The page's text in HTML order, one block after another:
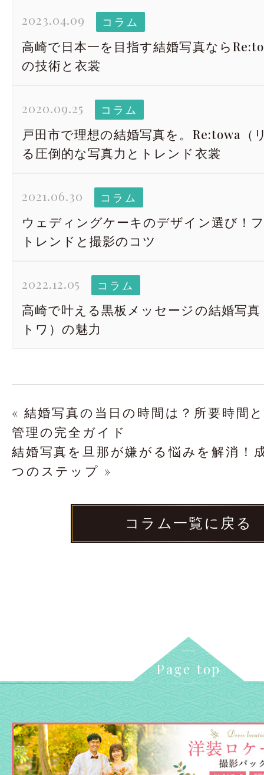
2023.04.09 コラム
高崎で日本一を目指す結婚写真なら
の技術と衣裳
2020.09.25 コラム
戸田市で理想の結婚写真を。Re:towa（
る圧倒的な写真力とトレンド衣裳
2021.06.30 コラム
ウェディングケーキのデザイン選び！
トレンドと撮影のコツ
2022.12.05 コラム
高崎で叶える黒板メッセージの結婚写
トワ）の魅力
« 結婚写真の当日の時間は？所要時間
管理の完全ガイド
結婚写真を旦那が嫌がる悩みを解消！
つのステップ »
コラム一覧に戻る
Page top